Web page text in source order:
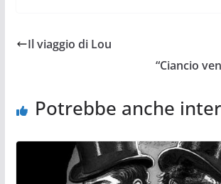
Il viaggio di Lou
“Ciancio
Potrebbe anche